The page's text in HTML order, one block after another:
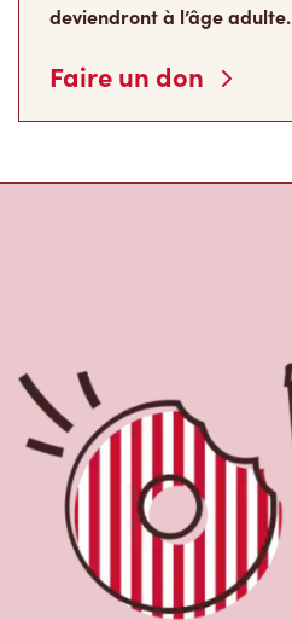
deviendront à l’âge adulte.
Faire un don